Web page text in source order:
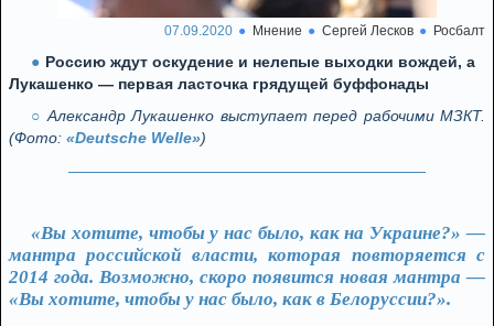
07.09.2020 Мнение Сергей Лесков Росбалт
Россию ждут оскудение и нелепые выходки вождей, а
Лукашенко — первая ласточка грядущей буффонады
Александр Лукашенко выступает перед рабочими МЗКТ.
(Фото: «Deutsche Welle»)
«Вы хотите, чтобы у нас было, как на Украине?» —
мантра российской власти, которая повторяется с
2014 года. Возможно, скоро появится новая мантра —
«Вы хотите, чтобы у нас было, как в Белоруссии?».